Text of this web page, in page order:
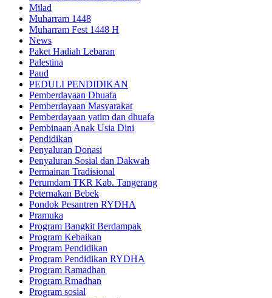
Milad
Muharram 1448
Muharram Fest 1448 H
News
Paket Hadiah Lebaran
Palestina
Paud
PEDULI PENDIDIKAN
Pemberdayaan Dhuafa
Pemberdayaan Masyarakat
Pemberdayaan yatim dan dhuafa
Pembinaan Anak Usia Dini
Pendidikan
Penyaluran Donasi
Penyaluran Sosial dan Dakwah
Permainan Tradisional
Perumdam TKR Kab. Tangerang
Peternakan Bebek
Pondok Pesantren RYDHA
Pramuka
Program Bangkit Berdampak
Program Kebaikan
Program Pendidikan
Program Pendidikan RYDHA
Program Ramadhan
Program Rmadhan
Program sosial